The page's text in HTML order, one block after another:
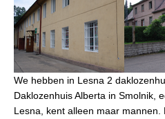
We hebben in Lesna 2
Daklozenhuis Alberta in Smolnik,
Lesna, kent alleen maar mannen.